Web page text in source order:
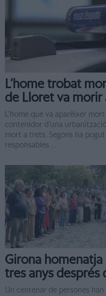
L’home trobat
de Lloret va morir
L’home que va aparèixer
contenidor d’una
mort a trets. Segons ha
responsables ...
Girona homenatja
tres anys després
Un centenar de persones